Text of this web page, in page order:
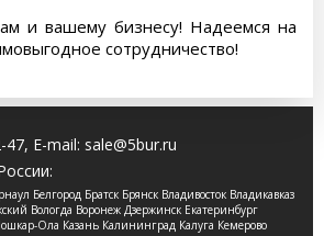
и вашему бизнесу! Надеемся на
сотрудничество!
47, E-mail: sale@5bur.ru
Белгород Братск Брянск Владивосток Владикавказ
Вологда Воронеж Дзержинск Екатеринбург
Ола Казань Калининград Калуга Кемерово